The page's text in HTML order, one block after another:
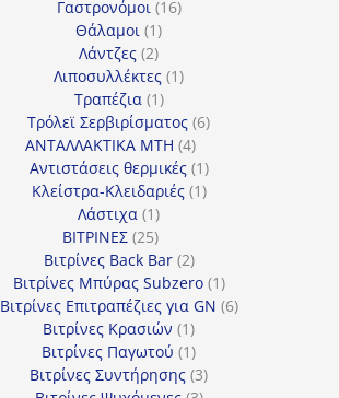
προϊόντα
Γαστρονόμοι 1616
Θάλαμοι 11
προϊόν
Λάντζες 22
προϊόντα
Λιποσυλλέκτες 11
Τραπέζια 11
προϊόν
Τρόλεϊ Σερβιρίσματος 66
ΑΝΤΑΛΛΑΚΤΙΚΑ MTH 44
προϊόντα
Αντιστάσεις θερμικές 11
προϊόν
Κλείστρα-Κλειδαριές 11
Λάστιχα 11
προϊόν
ΒΙΤΡΙΝΕΣ 2525
προϊόντα
Βιτρίνες Back Bar 22
προϊόντα
Βιτρίνες Mπύρας Subzero 11
προϊόν
Βιτρίνες Επιτραπέζιες για GN 66
Βιτρίνες Κρασιών 11
προϊόν
Βιτρίνες Παγωτού 11
προϊόν
Βιτρίνες Συντήρησης 33